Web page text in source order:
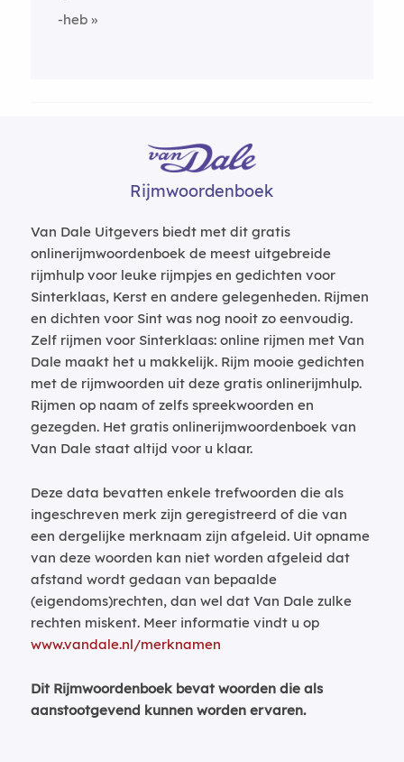
-heb
Rijmwoordenboek
Van Dale Uitgevers biedt met dit gratis
onlinerijmwoordenboek de meest uitgebreide
rijmhulp voor leuke rijmpjes en gedichten voor
Sinterklaas, Kerst en andere gelegenheden. Rijmen
en dichten voor Sint was nog nooit zo eenvoudig.
Zelf rijmen voor Sinterklaas: online rijmen met Van
Dale maakt het u makkelijk. Rijm mooie gedichten
met de rijmwoorden uit deze gratis onlinerijmhulp.
Rijmen op naam of zelfs spreekwoorden en
gezegden. Het gratis onlinerijmwoordenboek van
Van Dale staat altijd voor u klaar.
Deze data bevatten enkele trefwoorden die als
ingeschreven merk zijn geregistreerd of die van
een dergelijke merknaam zijn afgeleid. Uit opname
van deze woorden kan niet worden afgeleid dat
afstand wordt gedaan van bepaalde
(eigendoms)rechten, dan wel dat Van Dale zulke
rechten miskent. Meer informatie vindt u op
www.vandale.nl/merknamen
Dit Rijmwoordenboek bevat woorden die als
aanstootgevend kunnen worden ervaren.